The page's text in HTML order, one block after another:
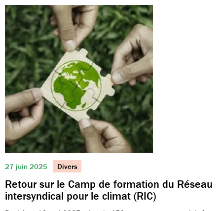
27 juin 2025 Divers
Retour sur le Camp de formation du Réseau
intersyndical pour le climat (RIC)